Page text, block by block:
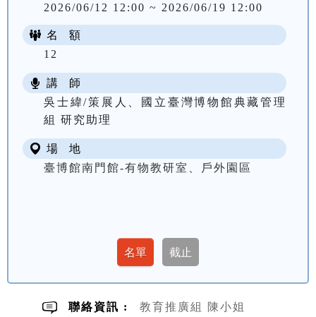
2026/06/12 12:00 ~ 2026/06/19 12:00
名 額
12
講 師
吳士緯/策展人、國立臺灣博物館典藏管理
組 研究助理
場 地
臺博館南門館-有物教研室、戶外園區
聯絡資訊 :
教育推廣組 陳小姐